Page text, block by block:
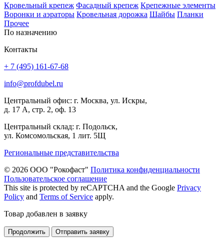
Кровельный крепеж Фасадный крепеж Крепежные элементы
Воронки и аэраторы Кровельная дорожка Шайбы Планки
Прочее
По назначению
Контакты
+ 7 (495) 161-67-68
info@profdubel.ru
Центральный офис: г. Москва, ул. Искры,
д. 17 А, стр. 2, оф. 13
Центральный склад: г. Подольск,
ул. Комсомольская, 1 лит. 5Щ
Региональные представительства
© 2026 ООО "Рокофаст" Политика конфиденциальности
Пользовательское соглашение
This site is protected by reCAPTCHA and the Google Privacy
Policy and Terms of Service apply.
Товар добавлен в заявку
Продолжить Отправить заявку